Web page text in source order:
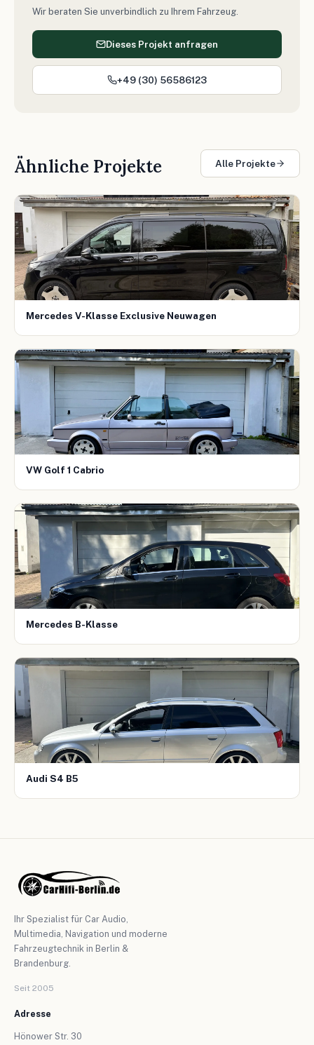
Wir beraten Sie unverbindlich zu Ihrem Fahrzeug.
Dieses Projekt anfragen
+49 (30) 56586123
Ähnliche Projekte Alle Projekte
Mercedes V-Klasse Exclusive Neuwagen
VW Golf 1 Cabrio
Mercedes B-Klasse
Audi S4 B5
Ihr Spezialist für Car Audio,
Multimedia, Navigation und moderne
Fahrzeugtechnik in Berlin &
Brandenburg.
Seit 2005
Adresse
Hönower Str. 30